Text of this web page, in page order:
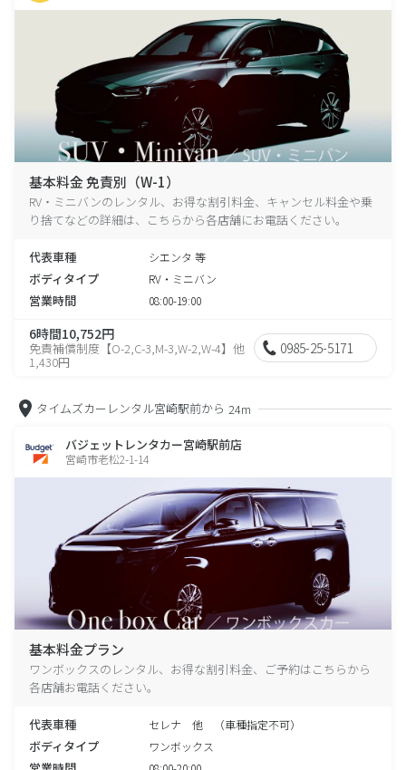
基本料金 免責別（W-1）
RV・ミニバンのレンタル、お得な割引料金、キャンセル料金や乗
り捨てなどの詳細は、こちらから各店舗にお電話ください。
代表車種 シエンタ 等
ボディタイプ RV・ミニバン
営業時間 08:00-19:00
6時間10,752円
免責補償制度【O-2,C-3,M-3,W-2,W-4】他
1,430円
0985-25-5171
タイムズカーレンタル宮崎駅前から 24m
バジェットレンタカー宮崎駅前店
宮崎市老松2-1-14
基本料金プラン
ワンボックスのレンタル、お得な割引料金、ご予約はこちらから
各店舗お電話ください。
代表車種 セレナ 他 （車種指定不可）
ボディタイプ ワンボックス